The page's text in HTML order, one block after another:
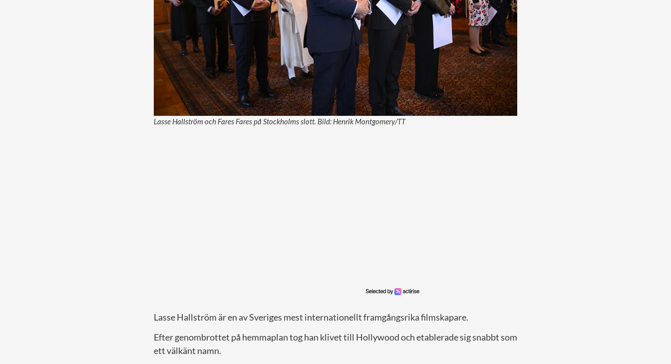
Lasse Hallström och Fares Fares på Stockholms slott. Bild: Henrik Montgomery/TT
Lasse Hallström är en av Sveriges mest internationellt framgångsrika filmskapare.
Efter genombrottet på hemmaplan tog han klivet till Hollywood och etablerade sig snabbt som
ett välkänt namn.